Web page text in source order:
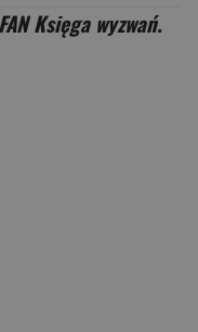
Księga wyzwań.